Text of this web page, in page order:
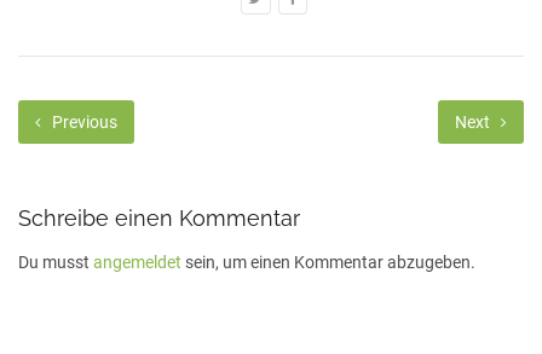
Previous Next
Schreibe einen Kommentar
Du musst angemeldet sein, um einen Kommentar abzugeben.